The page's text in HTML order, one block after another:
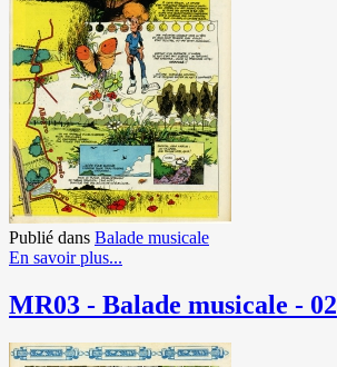
Publié dans Balade musicale
En savoir plus...
MR03 - Balade musicale - 02